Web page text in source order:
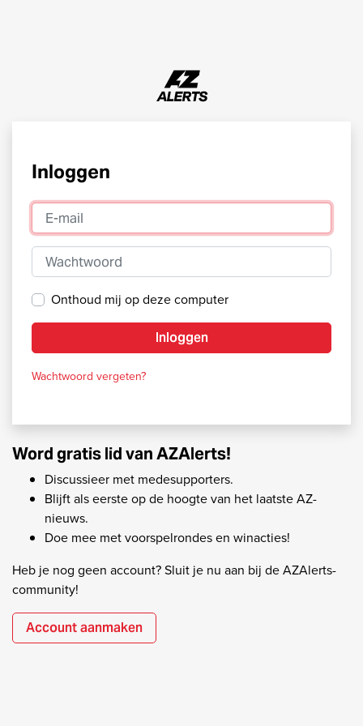
Inloggen
E-mail
Wachtwoord
Onthoud mij op deze computer
Inloggen
Wachtwoord vergeten?
Word gratis lid van AZAlerts!
Discussieer met medesupporters.
Blijft als eerste op de hoogte van het laatste AZ-
nieuws.
Doe mee met voorspelrondes en winacties!
Heb je nog geen account? Sluit je nu aan bij de AZAlerts-
community!
Account aanmaken